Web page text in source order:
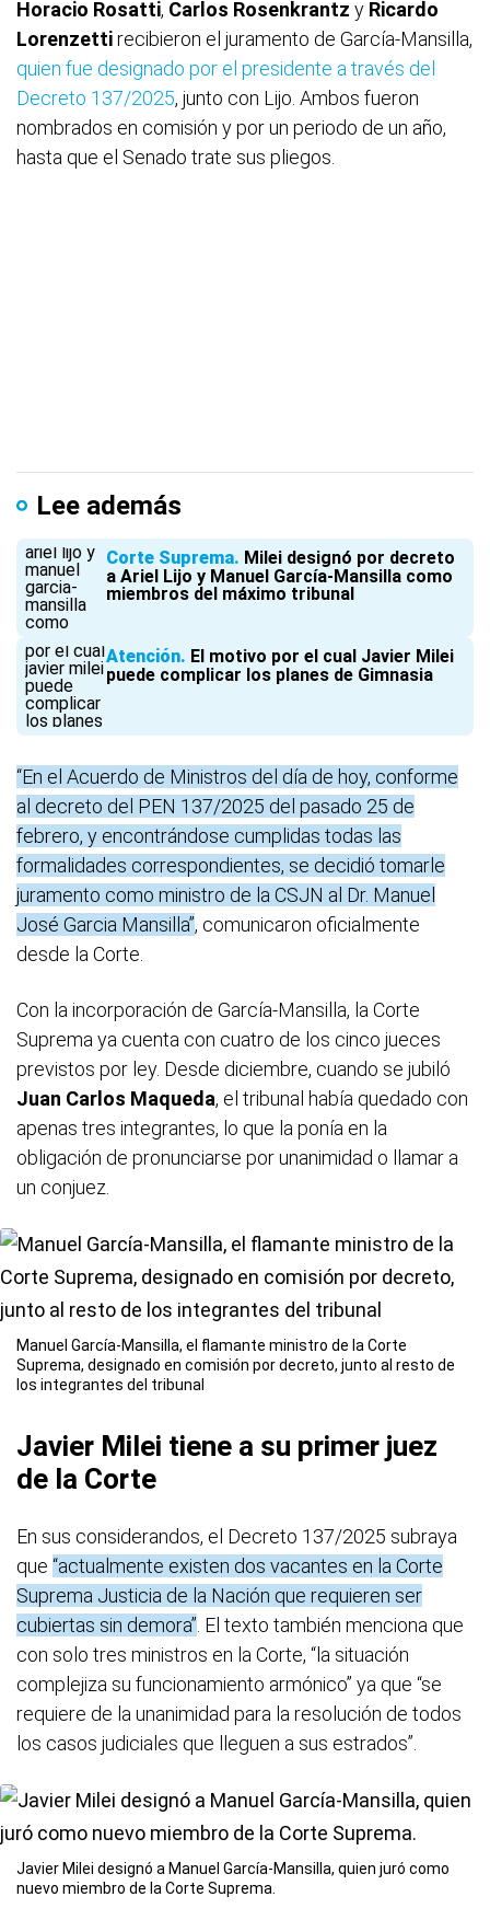
Horacio Rosatti, Carlos Rosenkrantz y Ricardo
Lorenzettirecibieron el juramento de García-Mansilla,
quien fue designado por el presidente a través del
Decreto 137/2025, junto con Lijo. Ambos fueron
nombrados en comisión y por un periodo de un año,
hasta que el Senado trate sus pliegos.
Lee además
Corte Suprema Milei designó por decreto
a Ariel Lijo y Manuel García-Mansilla como
miembros del máximo tribunal
Atención El motivo por el cual Javier Milei
puede complicar los planes de Gimnasia
“En el Acuerdo de Ministros del día de hoy, conforme
al decreto del PEN 137/2025 del pasado 25 de
febrero, y encontrándose cumplidas todas las
formalidades correspondientes, se decidió tomarle
juramento como ministro de la CSJN al Dr. Manuel
José Garcia Mansilla”, comunicaron oficialmente
desde la Corte.
Con la incorporación de García-Mansilla, la Corte
Suprema ya cuenta con cuatro de los cinco jueces
previstos por ley. Desde diciembre, cuando se jubiló
Juan Carlos Maqueda, el tribunal había quedado con
apenas tres integrantes, lo que la ponía en la
obligación de pronunciarse por unanimidad o llamar a
un conjuez.
Manuel García-Mansilla, el flamante ministro de la Corte
Suprema, designado en comisión por decreto, junto al resto de
los integrantes del tribunal
Javier Milei tiene a su primer juez
de la Corte
En sus considerandos, el Decreto 137/2025 subraya
que “actualmente existen dos vacantes en la Corte
Suprema Justicia de la Nación que requieren ser
cubiertas sin demora” . El texto también menciona que
con solo tres ministros en la Corte, “la situación
complejiza su funcionamiento armónico” ya que “se
requiere de la unanimidad para la resolución de todos
los casos judiciales que lleguen a sus estrados”.
Javier Milei designó a Manuel García-Mansilla, quien juró como
nuevo miembro de la Corte Suprema.